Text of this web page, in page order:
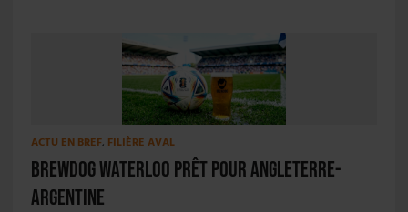
ACTU EN BREF, FILIÈRE AVAL
BrewDog Waterloo prêt pour Angleterre-
Argentine